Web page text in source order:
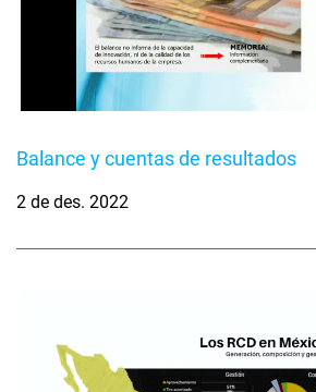
Balance y cuentas de resultados
2 de des. 2022